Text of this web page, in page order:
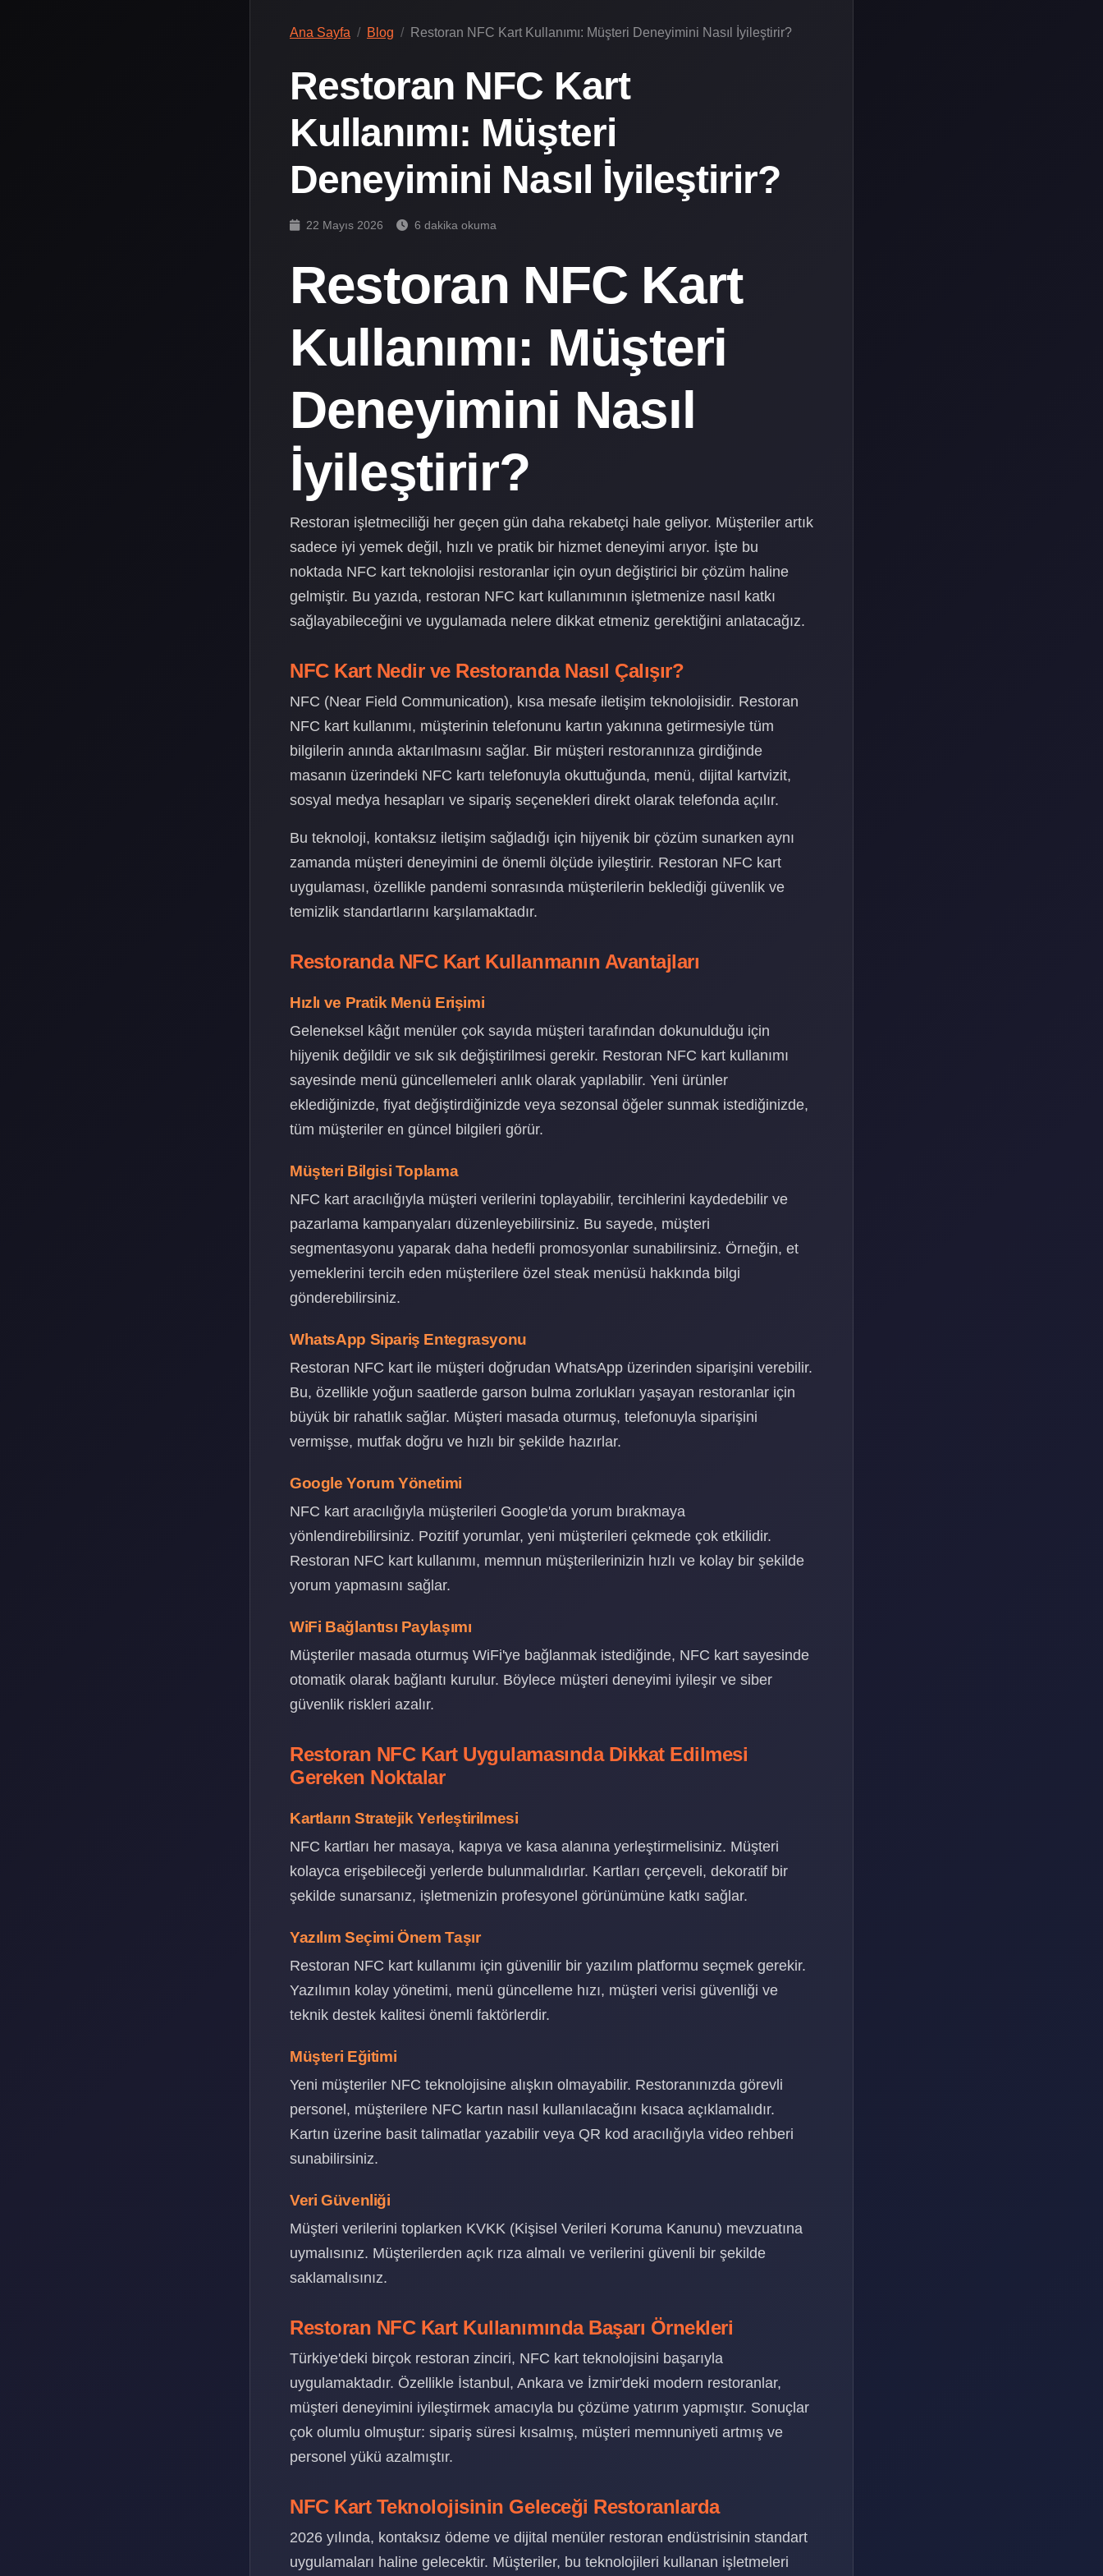
Ana Sayfa Blog Restoran NFC Kart Kullanımı: Müşteri Deneyimini Nasıl İyileştirir?
Restoran NFC Kart
Kullanımı: Müşteri
Deneyimini Nasıl İyileştirir?
22 Mayıs 2026 6 dakika okuma
Restoran NFC Kart
Kullanımı: Müşteri
Deneyimini Nasıl
İyileştirir?
Restoran işletmeciliği her geçen gün daha rekabetçi hale geliyor. Müşteriler artık
sadece iyi yemek değil, hızlı ve pratik bir hizmet deneyimi arıyor. İşte bu
noktada NFC kart teknolojisi restoranlar için oyun değiştirici bir çözüm haline
gelmiştir. Bu yazıda, restoran NFC kart kullanımının işletmenize nasıl katkı
sağlayabileceğini ve uygulamada nelere dikkat etmeniz gerektiğini anlatacağız.
NFC Kart Nedir ve Restoranda Nasıl Çalışır?
NFC (Near Field Communication), kısa mesafe iletişim teknolojisidir. Restoran
NFC kart kullanımı, müşterinin telefonunu kartın yakınına getirmesiyle tüm
bilgilerin anında aktarılmasını sağlar. Bir müşteri restoranınıza girdiğinde
masanın üzerindeki NFC kartı telefonuyla okuttuğunda, menü, dijital kartvizit,
sosyal medya hesapları ve sipariş seçenekleri direkt olarak telefonda açılır.
Bu teknoloji, kontaksız iletişim sağladığı için hijyenik bir çözüm sunarken aynı
zamanda müşteri deneyimini de önemli ölçüde iyileştirir. Restoran NFC kart
uygulaması, özellikle pandemi sonrasında müşterilerin beklediği güvenlik ve
temizlik standartlarını karşılamaktadır.
Restoranda NFC Kart Kullanmanın Avantajları
Hızlı ve Pratik Menü Erişimi
Geleneksel kâğıt menüler çok sayıda müşteri tarafından dokunulduğu için
hijyenik değildir ve sık sık değiştirilmesi gerekir. Restoran NFC kart kullanımı
sayesinde menü güncellemeleri anlık olarak yapılabilir. Yeni ürünler
eklediğinizde, fiyat değiştirdiğinizde veya sezonsal öğeler sunmak istediğinizde,
tüm müşteriler en güncel bilgileri görür.
Müşteri Bilgisi Toplama
NFC kart aracılığıyla müşteri verilerini toplayabilir, tercihlerini kaydedebilir ve
pazarlama kampanyaları düzenleyebilirsiniz. Bu sayede, müşteri
segmentasyonu yaparak daha hedefli promosyonlar sunabilirsiniz. Örneğin, et
yemeklerini tercih eden müşterilere özel steak menüsü hakkında bilgi
gönderebilirsiniz.
WhatsApp Sipariş Entegrasyonu
Restoran NFC kart ile müşteri doğrudan WhatsApp üzerinden siparişini verebilir.
Bu, özellikle yoğun saatlerde garson bulma zorlukları yaşayan restoranlar için
büyük bir rahatlık sağlar. Müşteri masada oturmuş, telefonuyla siparişini
vermişse, mutfak doğru ve hızlı bir şekilde hazırlar.
Google Yorum Yönetimi
NFC kart aracılığıyla müşterileri Google'da yorum bırakmaya
yönlendirebilirsiniz. Pozitif yorumlar, yeni müşterileri çekmede çok etkilidir.
Restoran NFC kart kullanımı, memnun müşterilerinizin hızlı ve kolay bir şekilde
yorum yapmasını sağlar.
WiFi Bağlantısı Paylaşımı
Müşteriler masada oturmuş WiFi'ye bağlanmak istediğinde, NFC kart sayesinde
otomatik olarak bağlantı kurulur. Böylece müşteri deneyimi iyileşir ve siber
güvenlik riskleri azalır.
Restoran NFC Kart Uygulamasında Dikkat Edilmesi
Gereken Noktalar
Kartların Stratejik Yerleştirilmesi
NFC kartları her masaya, kapıya ve kasa alanına yerleştirmelisiniz. Müşteri
kolayca erişebileceği yerlerde bulunmalıdırlar. Kartları çerçeveli, dekoratif bir
şekilde sunarsanız, işletmenizin profesyonel görünümüne katkı sağlar.
Yazılım Seçimi Önem Taşır
Restoran NFC kart kullanımı için güvenilir bir yazılım platformu seçmek gerekir.
Yazılımın kolay yönetimi, menü güncelleme hızı, müşteri verisi güvenliği ve
teknik destek kalitesi önemli faktörlerdir.
Müşteri Eğitimi
Yeni müşteriler NFC teknolojisine alışkın olmayabilir. Restoranınızda görevli
personel, müşterilere NFC kartın nasıl kullanılacağını kısaca açıklamalıdır.
Kartın üzerine basit talimatlar yazabilir veya QR kod aracılığıyla video rehberi
sunabilirsiniz.
Veri Güvenliği
Müşteri verilerini toplarken KVKK (Kişisel Verileri Koruma Kanunu) mevzuatına
uymalısınız. Müşterilerden açık rıza almalı ve verilerini güvenli bir şekilde
saklamalısınız.
Restoran NFC Kart Kullanımında Başarı Örnekleri
Türkiye'deki birçok restoran zinciri, NFC kart teknolojisini başarıyla
uygulamaktadır. Özellikle İstanbul, Ankara ve İzmir'deki modern restoranlar,
müşteri deneyimini iyileştirmek amacıyla bu çözüme yatırım yapmıştır. Sonuçlar
çok olumlu olmuştur: sipariş süresi kısalmış, müşteri memnuniyeti artmış ve
personel yükü azalmıştır.
NFC Kart Teknolojisinin Geleceği Restoranlarda
2026 yılında, kontaksız ödeme ve dijital menüler restoran endüstrisinin standart
uygulamaları haline gelecektir. Müşteriler, bu teknolojileri kullanan işletmeleri